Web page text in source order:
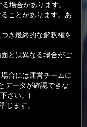
場合があります。
ことがあります。あ
き最終的な解釈権を
とは異なる場合がご
合には運営チームに
データが確認できな
さい。)
ます。